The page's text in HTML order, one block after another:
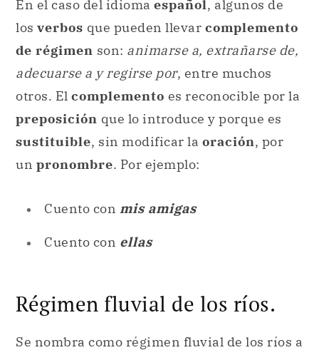
En el caso del idioma español, algunos de
los verbos que pueden llevar complemento
de régimen son: animarse a, extrañarse de,
adecuarse a y regirse por, entre muchos
otros. El complemento es reconocible por la
preposición que lo introduce y porque es
sustituible, sin modificar la oración, por
un pronombre. Por ejemplo:
Cuento con mis amigas
Cuento con ellas
Régimen fluvial de los ríos.
Se nombra como régimen fluvial de los ríos a